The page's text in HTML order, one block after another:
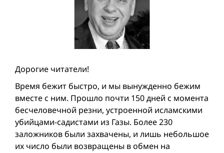
Дорогие читатели!
Время бежит быстро, и мы вынужденно бежим
вместе с ним. Прошло почти 150 дней с момента
бесчеловечной резни, устроенной исламскими
убийцами-садистaми из Газы. Более 230
заложников были захвачены, и лишь небольшое
их число были возвращены в обмен на